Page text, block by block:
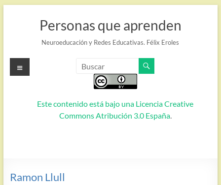
Personas que aprenden
Neuroeducación y Redes Educativas. Félix Eroles
Este contenido está bajo una Licencia Creative
Commons Atribución 3.0 España.
Menú
Ramon Llull